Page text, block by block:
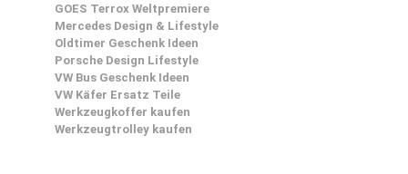
GOES Terrox Weltpremiere
Mercedes Design & Lifestyle
Oldtimer Geschenk Ideen
Porsche Design Lifestyle
VW Bus Geschenk Ideen
VW Käfer Ersatz Teile
Werkzeugkoffer kaufen
Werkzeugtrolley kaufen